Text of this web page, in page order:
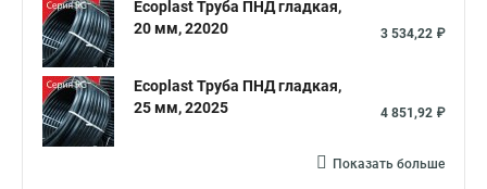
Ecoplast Труба ПНД гладкая,
20 мм, 22020
3 534,22 ₽
Ecoplast Труба ПНД гладкая,
25 мм, 22025
4 851,92 ₽
Показать больше